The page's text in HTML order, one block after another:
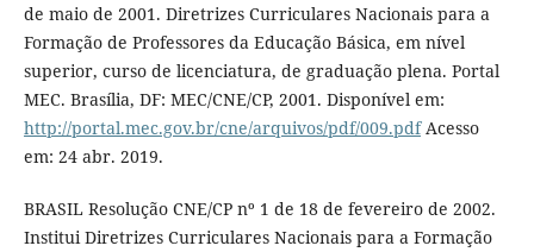
de maio de 2001. Diretrizes Curriculares Nacionais para a
Formação de Professores da Educação Básica, em nível
superior, curso de licenciatura, de graduação plena. Portal
MEC. Brasília, DF: MEC/CNE/CP, 2001. Disponível em:
http://portal.mec.gov.br/cne/arquivos/pdf/009.pdfAcesso
em: 24 abr. 2019.
BRASIL Resolução CNE/CP nº 1 de 18 de fevereiro de 2002.
Institui Diretrizes Curriculares Nacionais para a Formação